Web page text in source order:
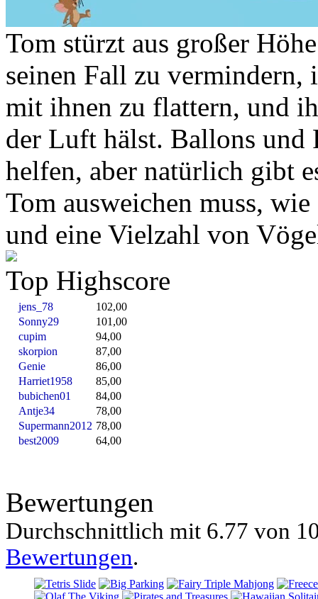
Tom stürzt aus großer
seinen Fall zu vermindern,
mit ihnen zu flattern, und
der Luft hälst. Ballons und
helfen, aber natürlich gibt
Tom ausweichen muss,
und eine Vielzahl von
Top Highscore
jens_78
102,00
Sonny29
101,00
cupim
94,00
skorpion
87,00
Genie
86,00
Harriet1958
85,00
bubichen01
84,00
Antje34
78,00
Supermann2012 78,00
best2009
64,00
Bewertungen
Durchschnittlich mit 6.77 von
Bewertungen.